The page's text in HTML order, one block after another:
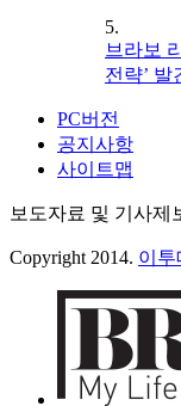
5.
브라보
전략’ 발
PC버전
공지사항
사이트맵
보도자료 및 기사제
Copyright 2014. 이투